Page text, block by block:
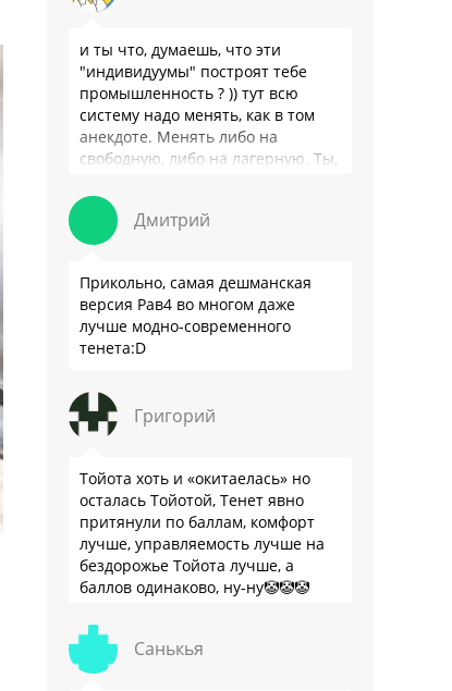
и ты что, думаешь, что эти
"индивидуумы" построят тебе
промышленность ? )) тут всю
систему надо менять, как в том
анекдоте. Менять либо на
свободную, либо на лагерную. Ты,
Дмитрий
Прикольно, самая дешманская
версия Рав4 во многом даже
лучше модно-современного
тенета:D
Григорий
Тойота хоть и «окитаелась» но
осталась Тойотой, Тенет явно
притянули по баллам, комфорт
лучше, управляемость лучше на
бездорожье Тойота лучше, а
баллов одинаково, ну-ну🤡🤡🤡
Санькья